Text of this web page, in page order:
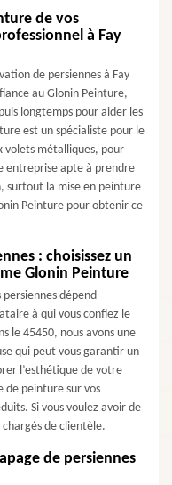
de vos
à Fay
de persiennes à Fay
au Glonin Peinture,
longtemps pour aider les
est un spécialiste pour le
volets métalliques, pour
entreprise apte à prendre
surtout la mise en peinture
Peinture pour obtenir ce
: choisissez un
Glonin Peinture
persiennes dépend
à qui vous confiez le
le 45450, nous avons une
qui peut vous garantir un
l’esthétique de votre
de peinture sur vos
Si vous voulez avoir de
de clientèle.
de persiennes